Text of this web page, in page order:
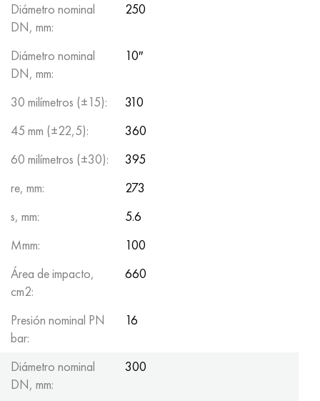
Diámetro nominal
DN, mm:
250
Diámetro nominal
DN, mm:
10″
30 milímetros (±15):
310
45 mm (±22,5):
360
60 milímetros (±30):
395
re, mm:
273
s, mm:
5.6
Mmm:
100
Área de impacto,
cm2:
660
Presión nominal PN
bar:
16
Diámetro nominal
DN, mm:
300